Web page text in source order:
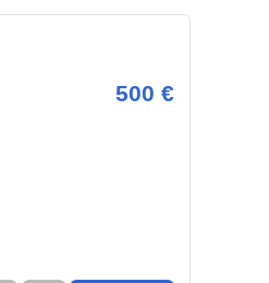
500 €